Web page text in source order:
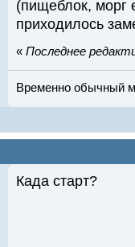
(пищеблок, морг
приходилось
« Последнее
Временно обычный
Када старт?